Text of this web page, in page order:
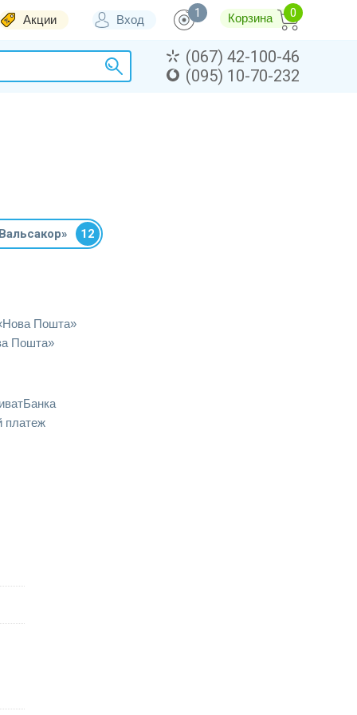
Акции Вход 1 Корзина
(067) 42-100-46
(095) 10-70-232
12
Пошта»
Пошта»
платеж